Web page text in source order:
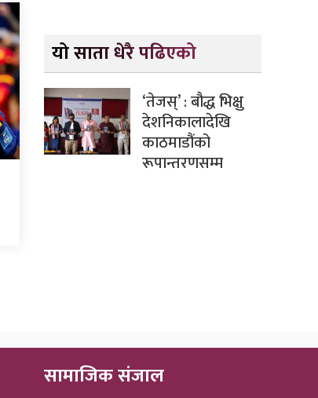
यो साता धेरै पढिएको
‘तेजस्’ : बौद्ध भिक्षु
देशनिकालादेखि
काठमाडौंको
रूपान्तरणसम्म
सामाजिक संजाल